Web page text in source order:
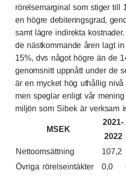
rörelsemarginal som stiger till
en högre debiteringsgrad,
samt lägre indirekta
de nästkommande åren lagt
15%, dvs något högre än de
genomsnitt uppnått under de
är en mycket hög uthållig nivå
men speglar enligt vår
miljön som Sibek är verksam
MSEK
2021-
2022
Nettoomsättning
107,2
Övriga rörelseintäkter
0,0